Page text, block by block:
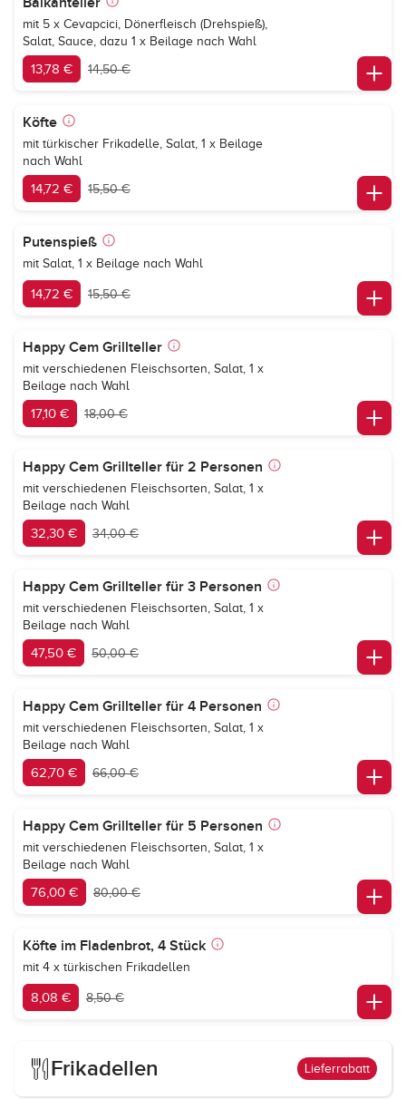
mit 5 x Cevapcici, Dönerfleisch (Drehspieß),
Salat, Sauce, dazu 1 x Beilage nach Wahl
13,78 € 14,50 €
Köfte
mit türkischer Frikadelle, Salat, 1 x Beilage
nach Wahl
14,72 € 15,50 €
Putenspieß
mit Salat, 1 x Beilage nach Wahl
14,72 € 15,50 €
Happy Cem Grillteller
mit verschiedenen Fleischsorten, Salat, 1 x
Beilage nach Wahl
17,10 € 18,00 €
Happy Cem Grillteller für 2 Personen
mit verschiedenen Fleischsorten, Salat, 1 x
Beilage nach Wahl
32,30 € 34,00 €
Happy Cem Grillteller für 3 Personen
mit verschiedenen Fleischsorten, Salat, 1 x
Beilage nach Wahl
47,50 € 50,00 €
Happy Cem Grillteller für 4 Personen
mit verschiedenen Fleischsorten, Salat, 1 x
Beilage nach Wahl
62,70 € 66,00 €
Happy Cem Grillteller für 5 Personen
mit verschiedenen Fleischsorten, Salat, 1 x
Beilage nach Wahl
76,00 € 80,00 €
Köfte im Fladenbrot, 4 Stück
mit 4 x türkischen Frikadellen
8,08 € 8,50 €
Frikadellen Lieferrabatt